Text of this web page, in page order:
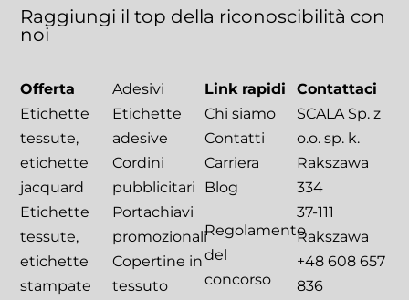
Offerta
Etichette
tessute,
etichette
jacquard
Etichette
tessute,
etichette
stampate
Adesivi
Etichette
adesive
Cordini
pubblicitari
Portachiavi
promozionali
Copertine in
tessuto
Link rapidi
Chi siamo
Contatti
Carriera
Blog
Regolamento
del
concorso
Contattaci
SCALA Sp. z
o.o. sp. k.
Rakszawa
334
37-111
Rakszawa
+48 608 657
836
Raggiungi il top della riconoscibilità con
noi